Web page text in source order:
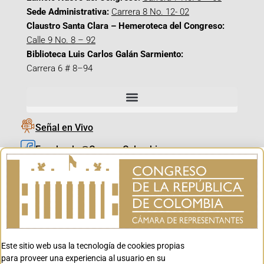
Sede Administrativa: Carrera 8 No. 12- 02
Claustro Santa Clara – Hemeroteca del Congreso:
Calle 9 No. 8 – 92
Biblioteca Luis Carlos Galán Sarmiento:
Carrera 6 # 8–94
Señal en Vivo
Facebook_@CamaraColombia
Instagram_@CamaraColombia
X_@CamaraColombia
Youtube_@CamaraColombia
Youtube_@CanalCongreso
Este sitio web usa la tecnología de cookies propias
para proveer una experiencia al usuario en su